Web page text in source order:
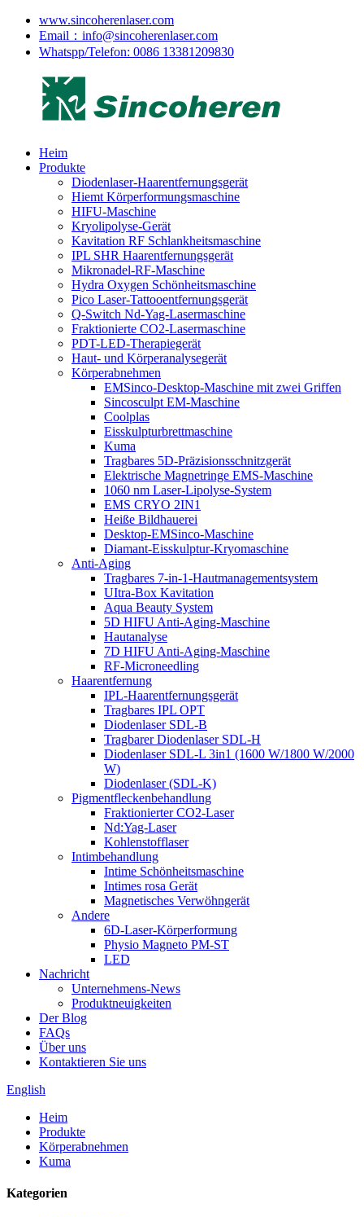
www.sincoherenlaser.com
Email：info@sincoherenlaser.com
Whatspp/Telefon: 0086 13381209830
Heim
Produkte
Diodenlaser-Haarentfernungsgerät
Hiemt Körperformungsmaschine
HIFU-Maschine
Kryolipolyse-Gerät
Kavitation RF Schlankheitsmaschine
IPL SHR Haarentfernungsgerät
Mikronadel-RF-Maschine
Hydra Oxygen Schönheitsmaschine
Pico Laser-Tattooentfernungsgerät
Q-Switch Nd-Yag-Lasermaschine
Fraktionierte CO2-Lasermaschine
PDT-LED-Therapiegerät
Haut- und Körperanalysegerät
Körperabnehmen
EMSinco-Desktop-Maschine mit zwei Griffen
Sincosculpt EM-Maschine
Coolplas
Eisskulpturbrettmaschine
Kuma
Tragbares 5D-Präzisionsschnitzgerät
Elektrische Magnetringe EMS-Maschine
1060 nm Laser-Lipolyse-System
EMS CRYO 2IN1
Heiße Bildhauerei
Desktop-EMSinco-Maschine
Diamant-Eisskulptur-Kryomaschine
Anti-Aging
Tragbares 7-in-1-Hautmanagementsystem
UItra-Box Kavitation
Aqua Beauty System
5D HIFU Anti-Aging-Maschine
Hautanalyse
7D HIFU Anti-Aging-Maschine
RF-Microneedling
Haarentfernung
IPL-Haarentfernungsgerät
Tragbares IPL OPT
Diodenlaser SDL-B
Tragbarer Diodenlaser SDL-H
Diodenlaser SDL-L 3in1 (1600 W/1800 W/2000
W)
Diodenlaser (SDL-K)
Pigmentfleckenbehandlung
Fraktionierter CO2-Laser
Nd:Yag-Laser
Kohlenstofflaser
Intimbehandlung
Intime Schönheitsmaschine
Intimes rosa Gerät
Magnetisches Verwöhngerät
Andere
6D-Laser-Körperformung
Physio Magneto PM-ST
LED
Nachricht
Unternehmens-News
Produktneuigkeiten
Der Blog
FAQs
Über uns
Kontaktieren Sie uns
English
Heim
Produkte
Körperabnehmen
Kuma
Kategorien